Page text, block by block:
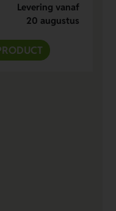
Levering vanaf
20 augustus